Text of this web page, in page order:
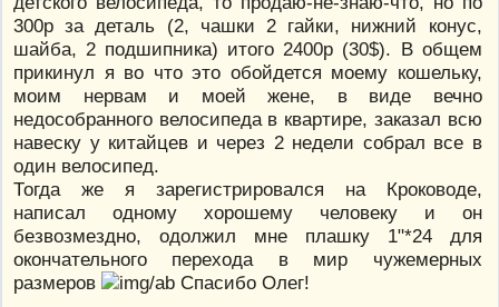
300р за деталь (2, чашки 2 гайки, нижний конус,
шайба, 2 подшипника) итого 2400р (30$). В общем
прикинул я во что это обойдется моему кошельку,
моим нервам и моей жене, в виде вечно
недособранного велосипеда в квартире, заказал всю
навеску у китайцев и через 2 недели собрал все в
один велосипед.
Тогда же я зарегистрировался на Кроководе,
написал одному хорошему человеку и он
безвозмездно, одолжил мне плашку 1"*24 для
окончательного перехода в мир чужемерных
размеров
Спасибо Олег!